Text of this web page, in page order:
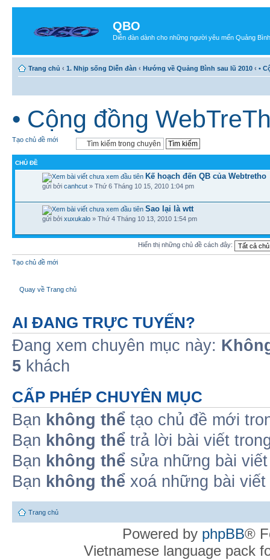
QBO
Diễn đàn dành cho những người yêu mến Quảng Bình
Trang chủ ‹ 1. Nhịp sống Diễn đàn ‹ Hướng về Quảng Bình sau lũ 2010 ‹ •
• Cộng đồng
Tạo chủ đề mới
CHỦ ĐỀ
Kế hoạch đến QB của Webtretho
gửi bởi canhcut » Thứ 6 Tháng 10 15, 2010 1:04 pm
Sao lại là wtt
gửi bởi xuxukalo » Thứ 4 Tháng 10 13, 2010 1:54 pm
Hiển thị những chủ đề cách đây:
Tạo chủ đề mới
Quay về Trang chủ
AI ĐANG TRỰC TUYẾN?
Đang xem chuyên mục này:
5 khách
CẤP PHÉP CHUYÊN MỤC
Bạn không thể tạo chủ đề mới
Bạn không thể trả lời bài viết
Bạn không thể sửa những bài
Bạn không thể xoá những bài
Trang chủ
Powered by phpBB®
Vietnamese language pack